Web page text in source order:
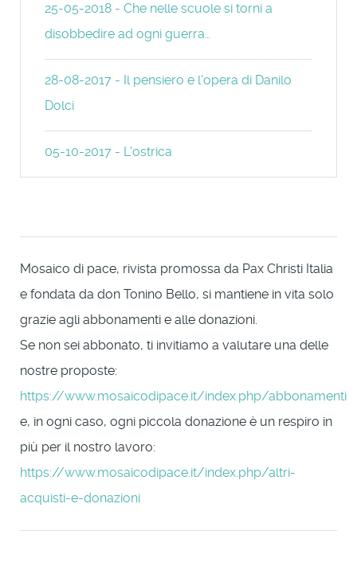
25-05-2018 - Che nelle scuole si torni a
disobbedire ad ogni guerra…
28-08-2017 - Il pensiero e l'opera di Danilo
Dolci
05-10-2017 - L'ostrica
Mosaico di pace, rivista promossa da Pax Christi Italia
e fondata da don Tonino Bello, si mantiene in vita solo
grazie agli abbonamenti e alle donazioni.
Se non sei abbonato, ti invitiamo a valutare una delle
nostre proposte:
https://www.mosaicodipace.it/index.php/abbonamenti
e, in ogni caso, ogni piccola donazione è un respiro in
più per il nostro lavoro:
https://www.mosaicodipace.it/index.php/altri-
acquisti-e-donazioni